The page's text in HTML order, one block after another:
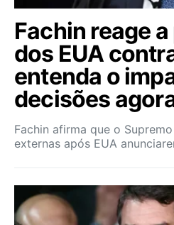
Fachin reage
dos EUA
entenda o
decisões
Fachin afirma que o
externas após EUA